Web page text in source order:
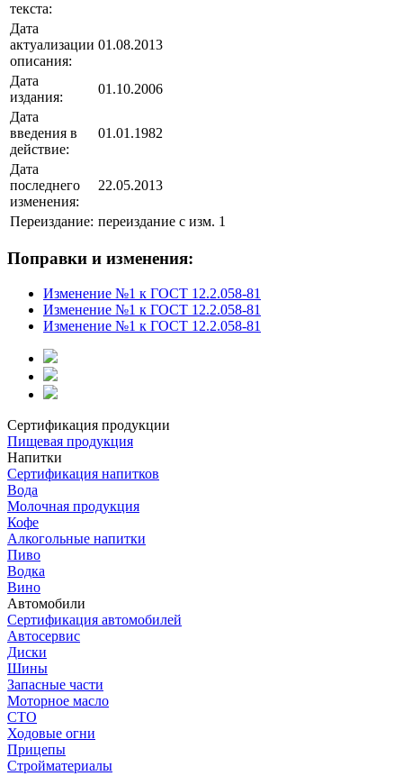
текста:
Дата
актуализации
описания:
01.08.2013
Дата
издания:
01.10.2006
Дата
введения в
действие:
01.01.1982
Дата
последнего
изменения:
22.05.2013
Переиздание: переиздание с изм. 1
Поправки и изменения:
Изменение №1 к ГОСТ 12.2.058-81
Изменение №1 к ГОСТ 12.2.058-81
Изменение №1 к ГОСТ 12.2.058-81
Сертификация продукции
Пищевая продукция
Напитки
Сертификация напитков
Вода
Молочная продукция
Кофе
Алкогольные напитки
Пиво
Водка
Вино
Автомобили
Сертификация автомобилей
Автосервис
Диски
Шины
Запасные части
Моторное масло
СТО
Ходовые огни
Прицепы
Стройматериалы